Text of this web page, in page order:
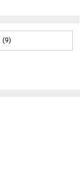
(9)